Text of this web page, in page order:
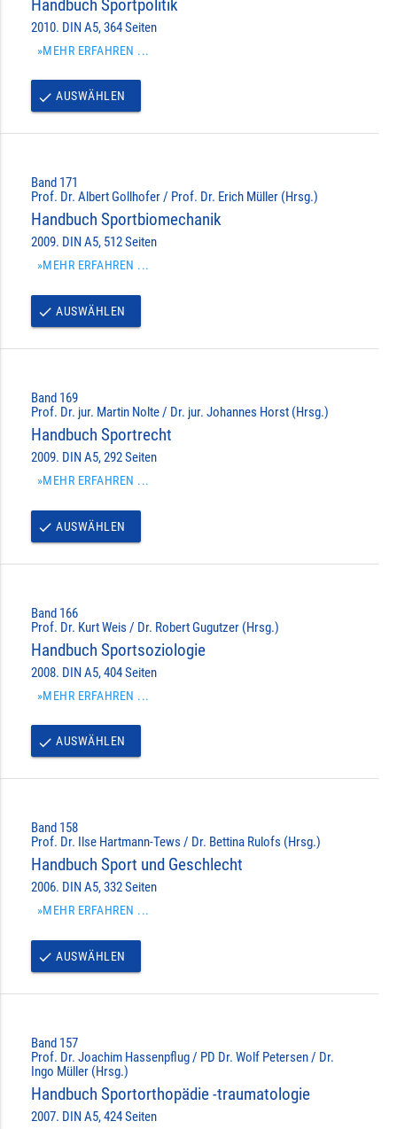
Handbuch Sportpolitik
2010. DIN A5, 364 Seiten
»MEHR ERFAHREN ...
done AUSWÄHLEN
Band 171
Prof. Dr. Albert Gollhofer / Prof. Dr. Erich Müller (Hrsg.)
Handbuch Sportbiomechanik
2009. DIN A5, 512 Seiten
»MEHR ERFAHREN ...
done AUSWÄHLEN
Band 169
Prof. Dr. jur. Martin Nolte / Dr. jur. Johannes Horst (Hrsg.)
Handbuch Sportrecht
2009. DIN A5, 292 Seiten
»MEHR ERFAHREN ...
done AUSWÄHLEN
Band 166
Prof. Dr. Kurt Weis / Dr. Robert Gugutzer (Hrsg.)
Handbuch Sportsoziologie
2008. DIN A5, 404 Seiten
»MEHR ERFAHREN ...
done AUSWÄHLEN
Band 158
Prof. Dr. Ilse Hartmann-Tews / Dr. Bettina Rulofs (Hrsg.)
Handbuch Sport und Geschlecht
2006. DIN A5, 332 Seiten
»MEHR ERFAHREN ...
done AUSWÄHLEN
Band 157
Prof. Dr. Joachim Hassenpflug / PD Dr. Wolf Petersen / Dr.
Ingo Müller (Hrsg.)
Handbuch Sportorthopädie -traumatologie
2007. DIN A5, 424 Seiten